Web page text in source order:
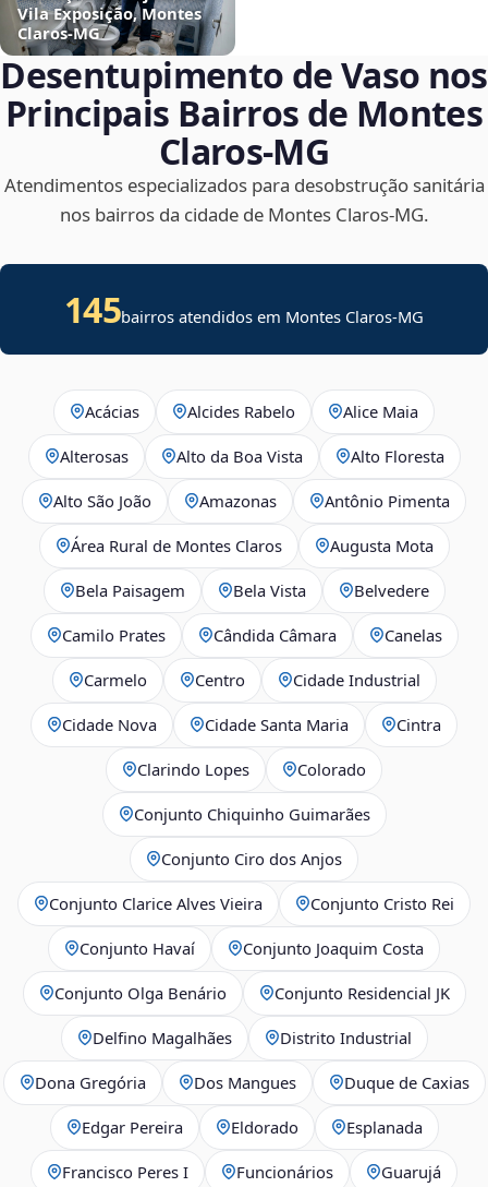
Vila Exposição, Montes
Claros‑MG
Desentupimento de Vaso nos
Principais Bairros de Montes
Claros‑MG
Atendimentos especializados para desobstrução sanitária
nos bairros da cidade de Montes Claros‑MG.
145bairros atendidos em Montes Claros-MG
Acácias Alcides Rabelo Alice Maia
Alterosas Alto da Boa Vista Alto Floresta
Alto São João Amazonas Antônio Pimenta
Área Rural de Montes Claros Augusta Mota
Bela Paisagem Bela Vista Belvedere
Camilo Prates Cândida Câmara Canelas
Carmelo Centro Cidade Industrial
Cidade Nova Cidade Santa Maria Cintra
Clarindo Lopes Colorado
Conjunto Chiquinho Guimarães
Conjunto Ciro dos Anjos
Conjunto Clarice Alves Vieira Conjunto Cristo Rei
Conjunto Havaí Conjunto Joaquim Costa
Conjunto Olga Benário Conjunto Residencial JK
Delfino Magalhães Distrito Industrial
Dona Gregória Dos Mangues Duque de Caxias
Edgar Pereira Eldorado Esplanada
Francisco Peres I Funcionários Guarujá